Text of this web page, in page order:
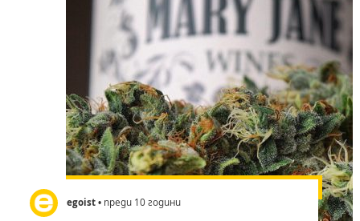
egoist• преди 10 години